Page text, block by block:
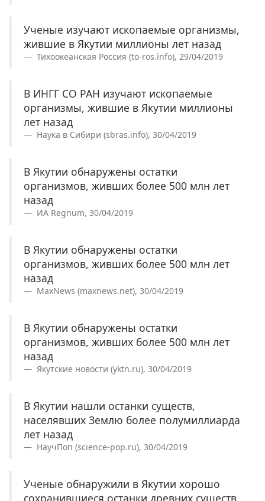
Ученые изучают ископаемые организмы,
жившие в Якутии миллионы лет назад
Тихоокеанская Россия (to-ros.info), 29/04/2019
В ИНГГ СО РАН изучают ископаемые
организмы, жившие в Якутии миллионы
лет назад
Наука в Сибири (sbras.info), 30/04/2019
В Якутии обнаружены остатки
организмов, живших более 500 млн лет
назад
ИА Regnum, 30/04/2019
В Якутии обнаружены остатки
организмов, живших более 500 млн лет
назад
MaxNews (maxnews.net), 30/04/2019
В Якутии обнаружены остатки
организмов, живших более 500 млн лет
назад
Якутские новости (yktn.ru), 30/04/2019
В Якутии нашли останки существ,
населявших Землю более полумиллиарда
лет назад
НаучПоп (science-pop.ru), 30/04/2019
Ученые обнаружили в Якутии хорошо